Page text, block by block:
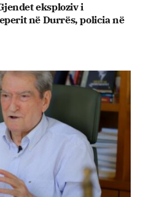
eksploziv i
në Durrës, policia në